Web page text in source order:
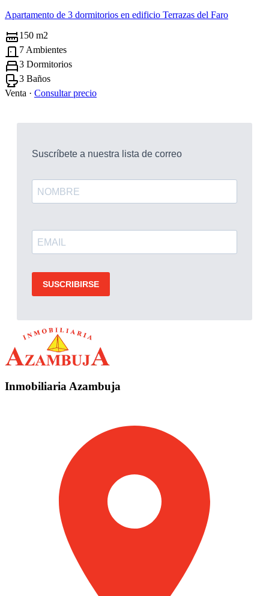
Apartamento de 3 dormitorios en edificio Terrazas del Faro
150 m2
7 Ambientes
3 Dormitorios
3 Baños
Venta · Consultar precio
Inmobiliaria Azambuja